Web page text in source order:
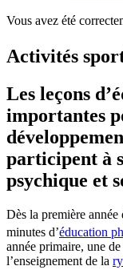
Vous avez été
Activités
Les leçons
importantes
participent à
psychique et
Dès la première
minutes d’éducation
année primaire, une
l’enseignement de la